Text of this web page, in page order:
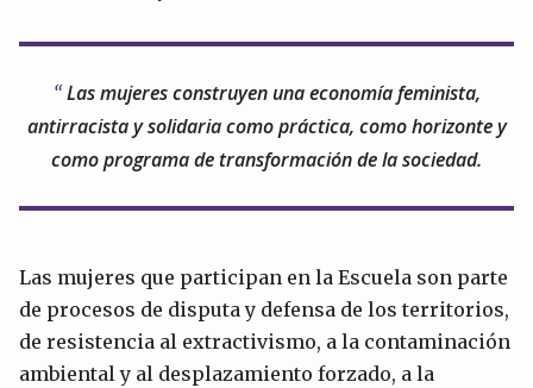
Las mujeres construyen una economía feminista,
antirracista y solidaria como práctica, como horizonte y
como programa de transformación de la sociedad.
Las mujeres que participan en la Escuela son parte
de procesos de disputa y defensa de los territorios,
de resistencia al extractivismo, a la contaminación
ambiental y al desplazamiento forzado, a la